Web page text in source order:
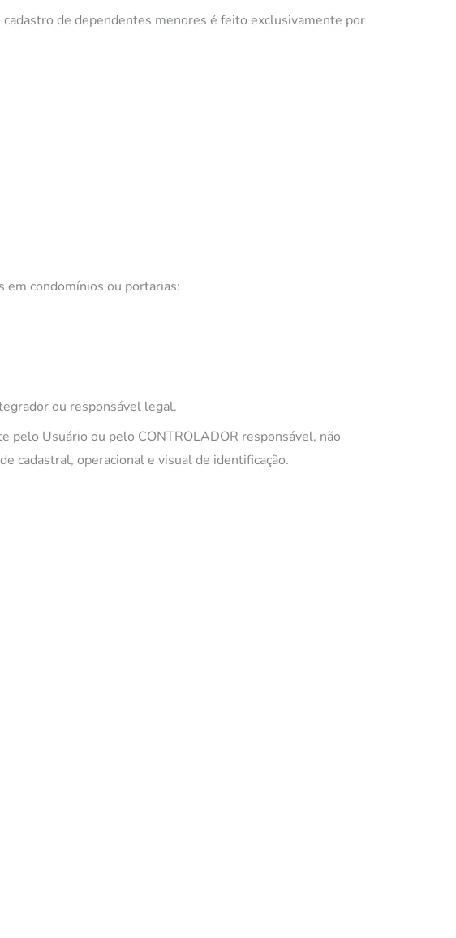
de dependentes menores é feito exclusivamente por
condomínios ou portarias:
ou responsável legal.
pelo Usuário ou pelo CONTROLADOR responsável, não
cadastral, operacional e visual de identificação.